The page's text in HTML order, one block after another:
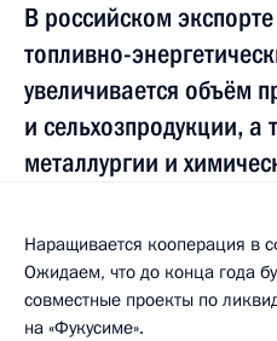
В российском
топливно-
увеличивается объём
и сельхозпродукции, а
металлургии и
Наращивается кооперация в
Ожидаем, что до конца года
совместные проекты по
на «Фукусиме».